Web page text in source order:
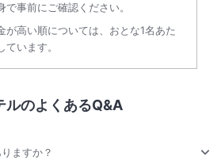
事前にご確認ください。
が高い順については、おとな1名あた
います。
ルのよくあるQ&A
ますか？